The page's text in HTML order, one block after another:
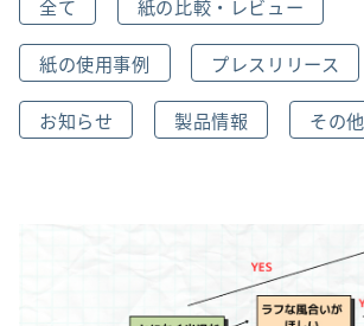
オリジナル素材製造をご検討の方へ
会社案内
全て 紙の比較・レビュー
紙の使用事例 プレスリリース
お知らせ 製品情報 その他